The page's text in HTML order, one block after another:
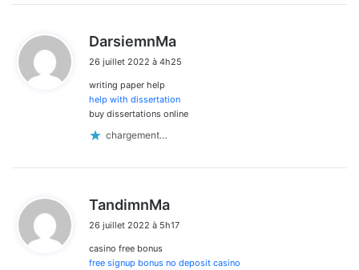
DarsiemnMa
t
:
26 juillet 2022 à 4h25
writing paper help
help with dissertation
buy dissertations online
chargement…
TandimnMa
t
:
26 juillet 2022 à 5h17
casino free bonus
free signup bonus no deposit casino